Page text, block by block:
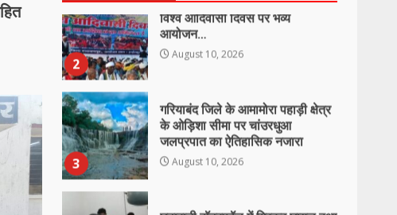
3
गरियाबंद जिले के आमामोरा पहाड़ी क्षेत्र
के ओड़िशा सीमा पर चांउरधुआ
जलप्रपात का ऐतिहासिक नजारा
4
घटारानी वॉटरफॉल में गिरकर घायल हुआ
युवक, अस्पताल में भर्ती…